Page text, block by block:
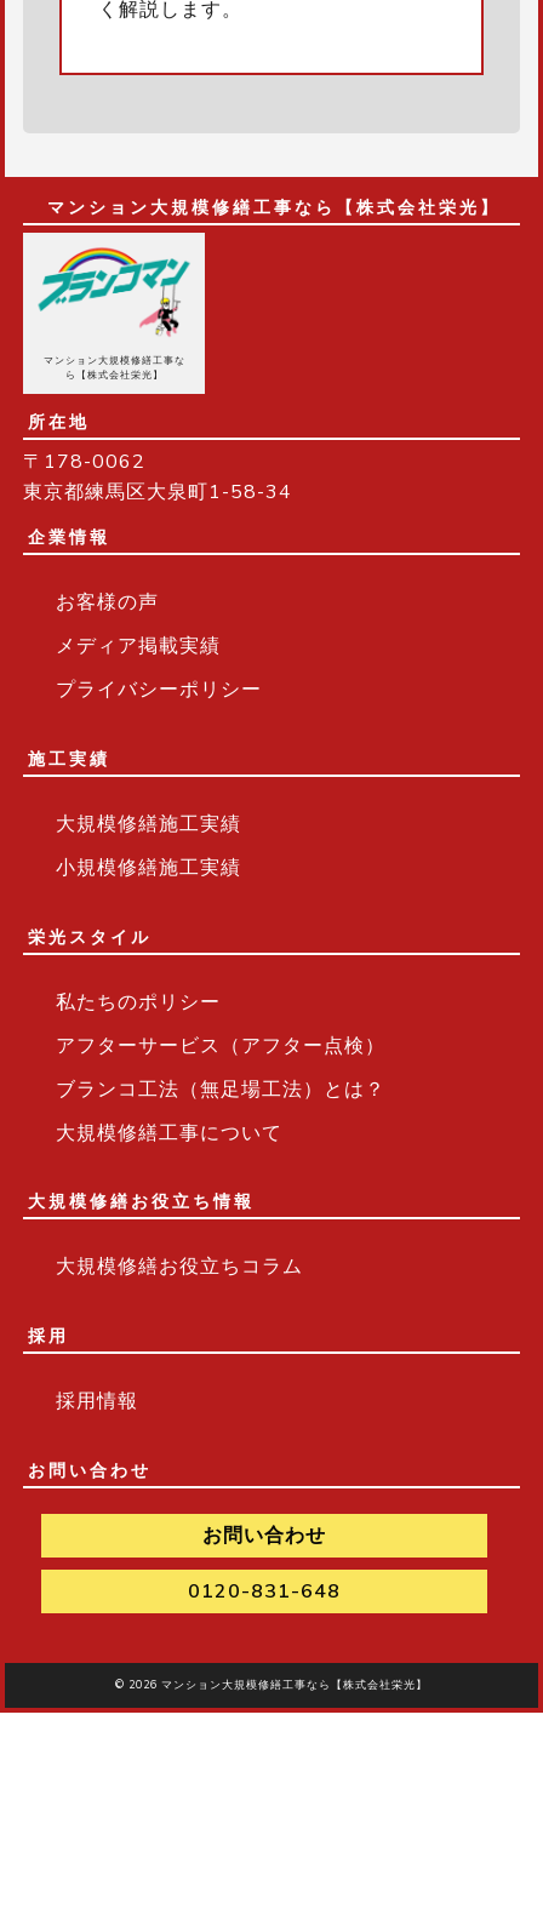
く解説します。
マンション大規模修繕工事なら【株式会社栄光】
マンション大規模修繕工事な
ら【株式会社栄光】
所在地
〒178-0062
東京都練馬区大泉町1-58-34
企業情報
お客様の声
メディア掲載実績
プライバシーポリシー
施工実績
大規模修繕施工実績
小規模修繕施工実績
栄光スタイル
私たちのポリシー
アフターサービス（アフター点検）
ブランコ工法（無足場工法）とは？
大規模修繕工事について
大規模修繕お役立ち情報
大規模修繕お役立ちコラム
採用
採用情報
お問い合わせ
お問い合わせ
0120-831-648
© 2026 マンション大規模修繕工事なら【株式会社栄光】